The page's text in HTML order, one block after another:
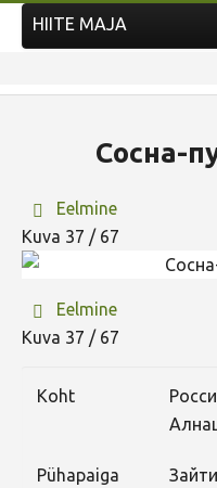
Uudised
Tegutse
Kuvavõistlused
UUS KUVAVÕISTLUS
VANEMAD KUVAVÕISTLUSED
HIITE MAJA
Сосна-
Eelmine
Kuva 37 / 67
Eelmine
Kuva 37 / 67
Koht
Pühapaiga